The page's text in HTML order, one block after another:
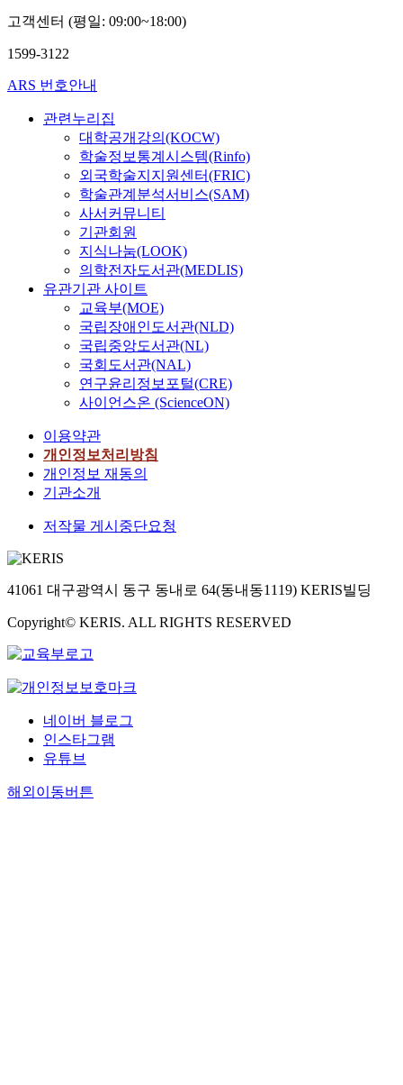
고객센터 (평일: 09:00~18:00)
1599-3122
ARS 번호안내
관련누리집
대학공개강의(KOCW)
학술정보통계시스템(Rinfo)
외국학술지지원센터(FRIC)
학술관계분석서비스(SAM)
사서커뮤니티
기관회원
지식나눔(LOOK)
의학전자도서관(MEDLIS)
유관기관 사이트
교육부(MOE)
국립장애인도서관(NLD)
국립중앙도서관(NL)
국회도서관(NAL)
연구윤리정보포털(CRE)
사이언스온 (ScienceON)
이용약관
개인정보처리방침
개인정보 재동의
기관소개
저작물 게시중단요청
41061 대구광역시 동구 동내로 64(동내동1119) KERIS빌딩
Copyright© KERIS. ALL RIGHTS RESERVED
네이버 블로그
인스타그램
유튜브
해외이동버튼